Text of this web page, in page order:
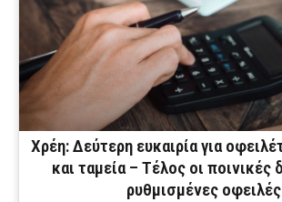
Χρέη: Δεύτερη ευκαιρία για
και ταμεία – Tέλος οι ποινικές
ρυθμισμένες οφειλές